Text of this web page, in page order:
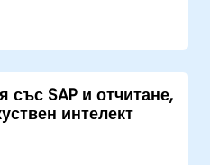
за
чрез създаване на
интерактивни
за напреднал анализ
със SAP и отчитане,
интелект